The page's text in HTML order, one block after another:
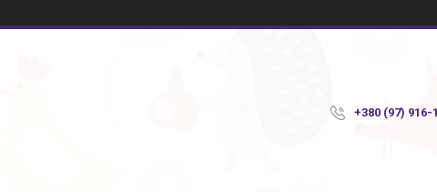
+380 (97) 916-